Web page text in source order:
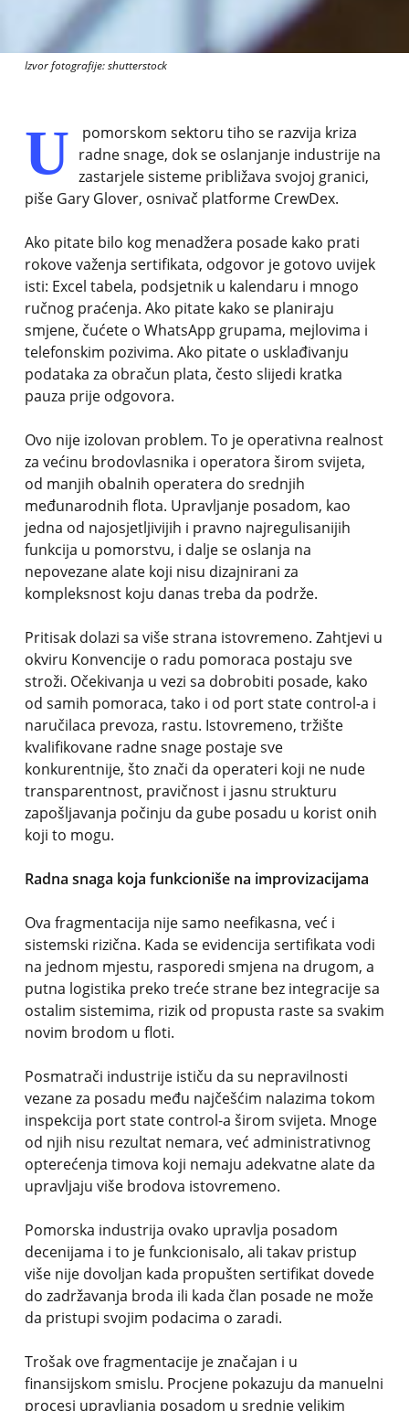
Izvor fotografije: shutterstock
U
pomorskom sektoru tiho se razvija kriza
radne snage, dok se oslanjanje industrije na
zastarjele sisteme približava svojoj granici,
piše Gary Glover, osnivač platforme CrewDex.
Ako pitate bilo kog menadžera posade kako prati
rokove važenja sertifikata, odgovor je gotovo uvijek
isti: Excel tabela, podsjetnik u kalendaru i mnogo
ručnog praćenja. Ako pitate kako se planiraju
smjene, čućete o WhatsApp grupama, mejlovima i
telefonskim pozivima. Ako pitate o usklađivanju
podataka za obračun plata, često slijedi kratka
pauza prije odgovora.
Ovo nije izolovan problem. To je operativna realnost
za većinu brodovlasnika i operatora širom svijeta,
od manjih obalnih operatera do srednjih
međunarodnih flota. Upravljanje posadom, kao
jedna od najosjetljivijih i pravno najregulisanijih
funkcija u pomorstvu, i dalje se oslanja na
nepovezane alate koji nisu dizajnirani za
kompleksnost koju danas treba da podrže.
Pritisak dolazi sa više strana istovremeno. Zahtjevi u
okviru Konvencije o radu pomoraca postaju sve
stroži. Očekivanja u vezi sa dobrobiti posade, kako
od samih pomoraca, tako i od port state control-a i
naručilaca prevoza, rastu. Istovremeno, tržište
kvalifikovane radne snage postaje sve
konkurentnije, što znači da operateri koji ne nude
transparentnost, pravičnost i jasnu strukturu
zapošljavanja počinju da gube posadu u korist onih
koji to mogu.
Radna snaga koja funkcioniše na improvizacijama
Ova fragmentacija nije samo neefikasna, već i
sistemski rizična. Kada se evidencija sertifikata vodi
na jednom mjestu, rasporedi smjena na drugom, a
putna logistika preko treće strane bez integracije sa
ostalim sistemima, rizik od propusta raste sa svakim
novim brodom u floti.
Posmatrači industrije ističu da su nepravilnosti
vezane za posadu među najčešćim nalazima tokom
inspekcija port state control-a širom svijeta. Mnoge
od njih nisu rezultat nemara, već administrativnog
opterećenja timova koji nemaju adekvatne alate da
upravljaju više brodova istovremeno.
Pomorska industrija ovako upravlja posadom
decenijama i to je funkcionisalo, ali takav pristup
više nije dovoljan kada propušten sertifikat dovede
do zadržavanja broda ili kada član posade ne može
da pristupi svojim podacima o zaradi.
Trošak ove fragmentacije je značajan i u
finansijskom smislu. Procjene pokazuju da manuelni
procesi upravljanja posadom u srednje velikim